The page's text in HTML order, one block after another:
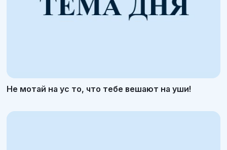
Не мотай на ус то, что тебе вешают на уши!